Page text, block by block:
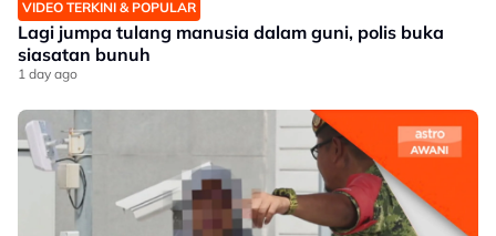
VIDEO TERKINI & POPULAR
Lagi jumpa tulang manusia dalam guni, polis buka
siasatan bunuh
1 day ago